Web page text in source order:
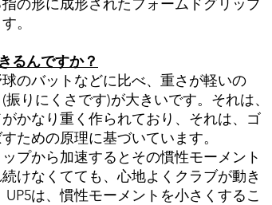
の形に成形されたフォームドグリップ
。
るんですか？
のバットなどに比べ、重さが軽いの
りにくさです)が大きいです。それは、
かなり重く作られており、それは、ゴ
ための原理に基づいています。
プから加速するとその慣性モーメント
けなくてても、心地よくクラブが動き
は、慣性モーメントを小さくするこ